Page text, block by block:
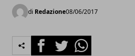
di Redazione08/06/2017
FacebookTwitterWhatsapp